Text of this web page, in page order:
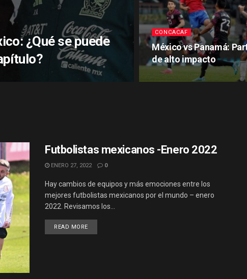
¿Qué se puede
CONCACAF
México vs Panamá:
de alto impacto
Futbolistas mexicanos -Enero 2022
ENERO 27, 2022 0
Hay cambios de equipos y más emociones entre los
mejores futbolistas mexicanos por el mundo – enero
2022. Revisamos los...
READ MORE